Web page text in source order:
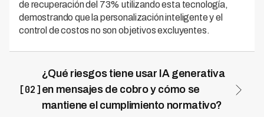
de recuperación del 73% utilizando esta tecnología,
demostrando que la personalización inteligente y el
control de costos no son objetivos excluyentes.
[02]
¿Qué riesgos tiene usar IA generativa
en mensajes de cobro y cómo se
mantiene el cumplimiento normativo?